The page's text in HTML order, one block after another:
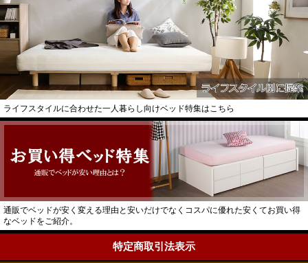
ライフスタイルに合わせた一人暮らし向けベッド特集はこちら
通販でベッドが安く変える理由と安いだけでなくコスパに優れた安くてお買い得
なベッドをご紹介。
特定商取引法表示